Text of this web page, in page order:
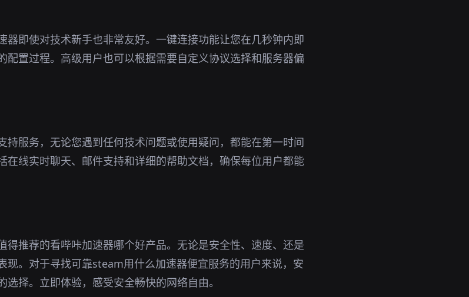
器即使对技术新手也非常友好。一键连接功能让您在几秒钟内即
配置过程。高级用户也可以根据需要自定义协议选择和服务器偏
持服务，无论您遇到任何技术问题或使用疑问，都能在第一时间
在线实时聊天、邮件支持和详细的帮助文档，确保每位用户都能
得推荐的看哔咔加速器哪个好产品。无论是安全性、速度、还是
现。对于寻找可靠steam用什么加速器便宜服务的用户来说，安
择。立即体验，感受安全畅快的网络自由。